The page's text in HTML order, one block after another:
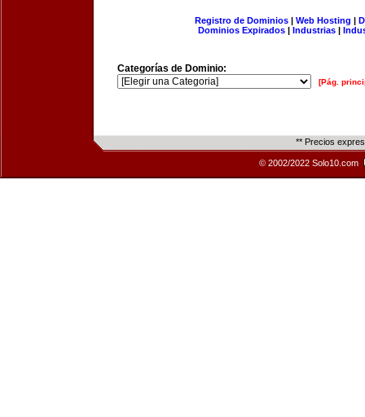
Registro de Dominios| Web Hosting |
Dominios Expirados | Industrias |
Categorías de Dominio:
[Pág.
** Precios
© 2002/2022 Solo10.com